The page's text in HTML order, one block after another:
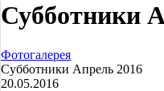
Субботники
Фотогалерея
Субботники Апрель 2016
20.05.2016